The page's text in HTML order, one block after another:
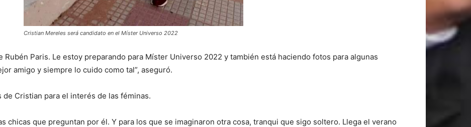
Cristian Mereles será candidato en el Míster Universo 2022
Rubén Paris. Le estoy preparando para Míster Universo 2022 y también está haciendo fotos para algunas
amigo y siempre lo cuido como tal”, aseguró.
Cristian para el interés de las féminas.
chicas que preguntan por él. Y para los que se imaginaron otra cosa, tranqui que sigo soltero. Llega el verano